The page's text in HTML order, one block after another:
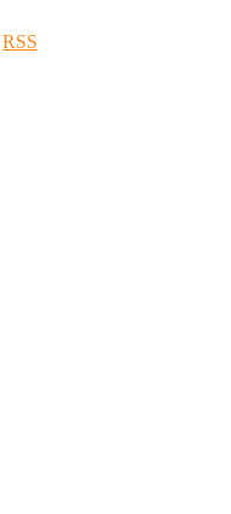
RSS